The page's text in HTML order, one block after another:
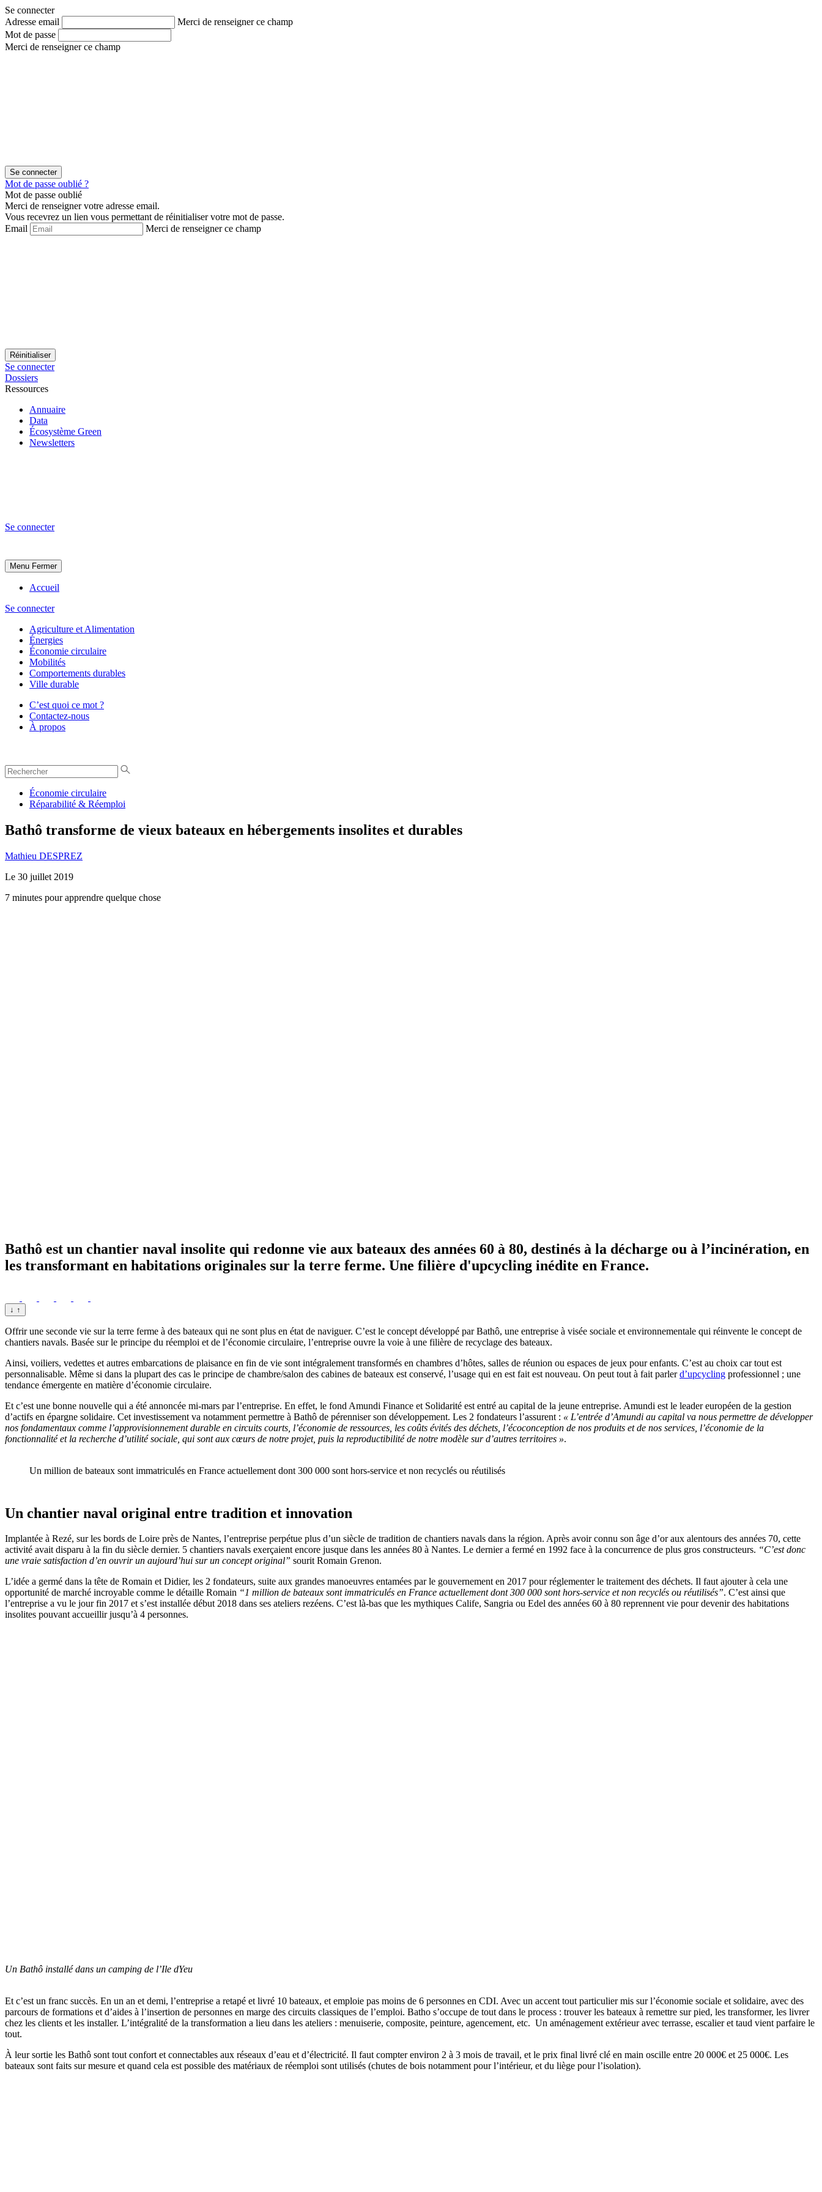
Aller
au
contenu
Aller
au
menu
Se connecter
Adresse email
Merci de renseigner ce champ
Mot de passe
Merci de renseigner ce champ
Mot de passe oublié ?
Mot de passe oublié
Merci de renseigner votre adresse email.
Vous recevrez un lien vous permettant de réinitialiser votre mot de passe.
Email
Merci de renseigner ce champ
Se connecter
Dossiers
Ressources
Annuaire
Data
Écosystème Green
Newsletters
Se connecter
Menu Fermer
Accueil
Se connecter
Agriculture et Alimentation
Énergies
Économie circulaire
Mobilités
Comportements durables
Ville durable
C’est quoi ce mot ?
Contactez-nous
À propos
Économie circulaire
Réparabilité & Réemploi
Bathô transforme de vieux bateaux en hébergements insolites et durables
Mathieu DESPREZ
Le 30 juillet 2019
7 minutes pour apprendre quelque chose
Bathô est un chantier naval insolite qui redonne vie aux bateaux des années 60 à 80, destinés à la décharge ou à l’incinération, en
les transformant en habitations originales sur la terre ferme. Une filière d'upcycling inédite en France.
↓ ↑
Offrir une seconde vie sur la terre ferme à des bateaux qui ne sont plus en état de naviguer. C’est le concept développé par Bathô, une entreprise à visée sociale et environnementale qui réinvente le concept de
chantiers navals. Basée sur le principe du réemploi et de l’économie circulaire, l’entreprise ouvre la voie à une filière de recyclage des bateaux.
Ainsi, voiliers, vedettes et autres embarcations de plaisance en fin de vie sont intégralement transformés en chambres d’hôtes, salles de réunion ou espaces de jeux pour enfants. C’est au choix car tout est
personnalisable. Même si dans la plupart des cas le principe de chambre/salon des cabines de bateaux est conservé, l’usage qui en est fait est nouveau. On peut tout à fait parlerd’upcycling professionnel ; une
tendance émergente en matière d’économie circulaire.
Et c’est une bonne nouvelle qui a été annoncée mi-mars par l’entreprise. En effet, le fond Amundi Finance et Solidarité est entré au capital de la jeune entreprise. Amundi est le leader européen de la gestion
d’actifs en épargne solidaire. Cet investissement va notamment permettre à Bathô de pérenniser son développement. Les 2 fondateurs l’assurent : « L’entrée d’Amundi au capital va nous permettre de développer
nos fondamentaux comme l’approvisionnement durable en circuits courts, l’économie de ressources, les coûts évités des déchets, l’écoconception de nos produits et de nos services, l’économie de la
fonctionnalité et la recherche d’utilité sociale, qui sont aux cœurs de notre projet, puis la reproductibilité de notre modèle sur d’autres territoires ».
Un million de bateaux sont immatriculés en France actuellement dont 300 000 sont hors-service et non recyclés ou réutilisés
Un chantier naval original entre tradition et innovation
Implantée à Rezé, sur les bords de Loire près de Nantes, l’entreprise perpétue plus d’un siècle de tradition de chantiers navals dans la région. Après avoir connu son âge d’or aux alentours des années 70, cette
activité avait disparu à la fin du siècle dernier. 5 chantiers navals exerçaient encore jusque dans les années 80 à Nantes. Le dernier a fermé en 1992 face à la concurrence de plus gros constructeurs. “C’est donc
une vraie satisfaction d’en ouvrir un aujourd’hui sur un concept original” sourit Romain Grenon.
L’idée a germé dans la tête de Romain et Didier, les 2 fondateurs, suite aux grandes manoeuvres entamées par le gouvernement en 2017 pour réglementer le traitement des déchets. Il faut ajouter à cela une
opportunité de marché incroyable comme le détaille Romain “1 million de bateaux sont immatriculés en France actuellement dont 300 000 sont hors-service et non recyclés ou réutilisés”. C’est ainsi que
l’entreprise a vu le jour fin 2017 et s’est installée début 2018 dans ses ateliers rezéens. C’est là-bas que les mythiques Calife, Sangria ou Edel des années 60 à 80 reprennent vie pour devenir des habitations
insolites pouvant accueillir jusqu’à 4 personnes.
Un Bathô installé dans un camping de l’Ile dYeu
Et c’est un franc succès. En un an et demi, l’entreprise a retapé et livré 10 bateaux, et emploie pas moins de 6 personnes en CDI. Avec un accent tout particulier mis sur l’économie sociale et solidaire, avec des
parcours de formations et d’aides à l’insertion de personnes en marge des circuits classiques de l’emploi. Batho s’occupe de tout dans le process : trouver les bateaux à remettre sur pied, les transformer, les livrer
chez les clients et les installer. L’intégralité de la transformation a lieu dans les ateliers : menuiserie, composite, peinture, agencement, etc. Un aménagement extérieur avec terrasse, escalier et taud vient parfaire le
tout.
À leur sortie les Bathô sont tout confort et connectables aux réseaux d’eau et d’électricité. Il faut compter environ 2 à 3 mois de travail, et le prix final livré clé en main oscille entre 20 000€ et 25 000€. Les
bateaux sont faits sur mesure et quand cela est possible des matériaux de réemploi sont utilisés (chutes de bois notamment pour l’intérieur, et du liège pour l’isolation).